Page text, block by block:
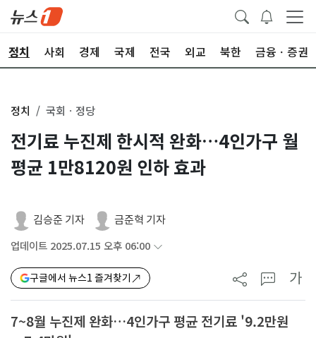
정치 사회 경제 국제 전국 외교 북한 금융ㆍ증권
정치 국회ㆍ정당
전기료 누진제 한시적 완화…4인가구 월
평균 1만8120원 인하 효과
김승준 기자 금준혁 기자
업데이트 2025.07.15 오후 06:00
구글에서 뉴스1 즐겨찾기 가
7~8월 누진제 완화…4인가구 평균 전기료 '9.2만원